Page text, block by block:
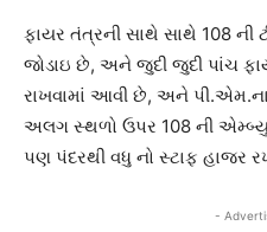
ફાયર તંત્રની સાથે સાથે 108
જોડાઇ છે, અને જુદી જુદી પાંચ
રાખવામાં આવી છે, અને
અલગ સ્થળો ઉપર 108 ની
પણ પંદરથી વધુ નો સ્ટાફ હાજર
-